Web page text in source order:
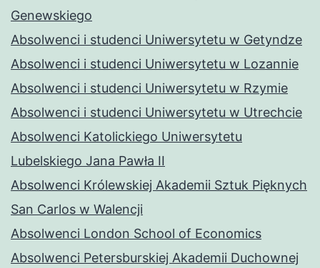
Genewskiego
Absolwenci i studenci Uniwersytetu w Getyndze
Absolwenci i studenci Uniwersytetu w Lozannie
Absolwenci i studenci Uniwersytetu w Rzymie
Absolwenci i studenci Uniwersytetu w Utrechcie
Absolwenci Katolickiego Uniwersytetu
Lubelskiego Jana Pawła II
Absolwenci Królewskiej Akademii Sztuk Pięknych
San Carlos w Walencji
Absolwenci London School of Economics
Absolwenci Petersburskiej Akademii Duchownej